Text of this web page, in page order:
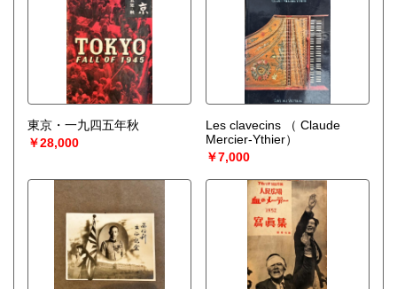
東京・一九四五年秋
￥28,000
Les clavecins
（ Claude
Mercier-Ythier）
￥7,000